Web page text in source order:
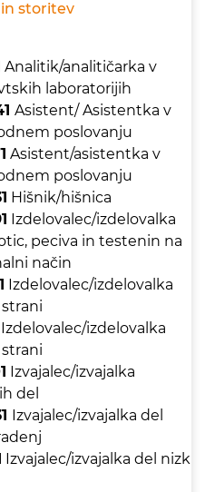
storitev
Analitik/analitičarka v
laboratorijih
Asistent/ Asistentka v
poslovanju
Asistent/asistentka v
poslovanju
Hišnik/hišnica
Izdelovalec/izdelovalka
peciva in testenin na
način
Izdelovalec/izdelovalka
Izdelovalec/izdelovalka
Izvajalec/izvajalka
del
Izvajalec/izvajalka del
Izvajalec/izvajalka del nizkih